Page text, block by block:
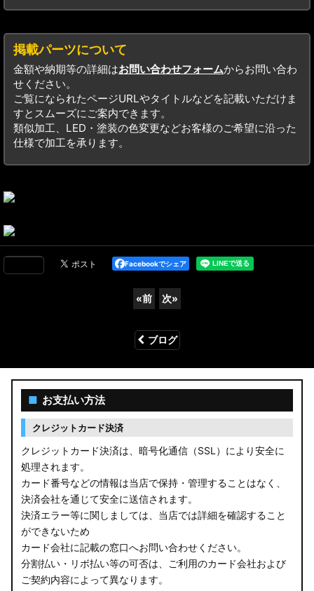
掲載パーツについて
金額や納期等の詳細はお問い合わせフォームからお問い合わ
せください。
ご覧になられたページURLやタイトルなどを記載いただけま
すとスムーズにご案内できます。
類似加工、LED・塗装の色変更などお客様のご希望に沿った
仕様で加工を承ります。
Facebookでシェア
«前 次»
ブログ
■ お支払い方法
クレジットカード決済
クレジットカード決済は、暗号化通信（SSL）により安全に
処理されます。
カード番号などの情報は当店で保持・管理することはなく、
決済会社を通じて安全に送信されます。
決済エラー等に関しましては、当店では詳細を確認すること
ができないため
カード会社に記載の窓口へお問い合わせください。
分割払い・リボ払い等の可否は、ご利用のカード会社および
ご契約内容によって異なります。